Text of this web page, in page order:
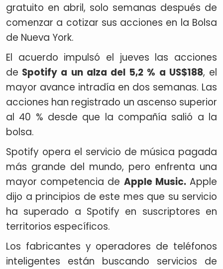
gratuito en abril, solo semanas después de
comenzar a cotizar sus acciones en la Bolsa
de Nueva York.
El acuerdo impulsó el jueves las acciones
de Spotify a un alza del 5,2 % a US$188, el
mayor avance intradía en dos semanas. Las
acciones han registrado un ascenso superior
al 40 % desde que la compañía salió a la
bolsa.
Spotify opera el servicio de música pagada
más grande del mundo, pero enfrenta una
mayor competencia de Apple Music.Apple
dijo a principios de este mes que su servicio
ha superado a Spotify en suscriptores en
territorios específicos.
Los fabricantes y operadores de teléfonos
inteligentes están buscando servicios de